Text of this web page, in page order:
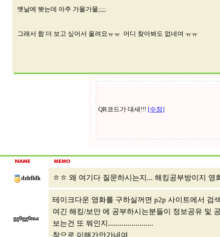
옛날에 봣는데 아주 가물가물;;;;
그래서 함 더 보고 싶어서 올려요ㅠㅠ 어디 찾아봐도 없네여 ㅠㅠ
dzhfldk ㅎㅎ 왜 여기다 질문하시는지... 해킹공부방이지 영
gg0gg0ma
테이크다운 영화를 구하실꺼면 p2p 사이트에서 검
여긴 해킹/보안 에 공부하시는분들이 정보공유 및
보는건 또 뭐인지.......................
참으로 이해가안가네여